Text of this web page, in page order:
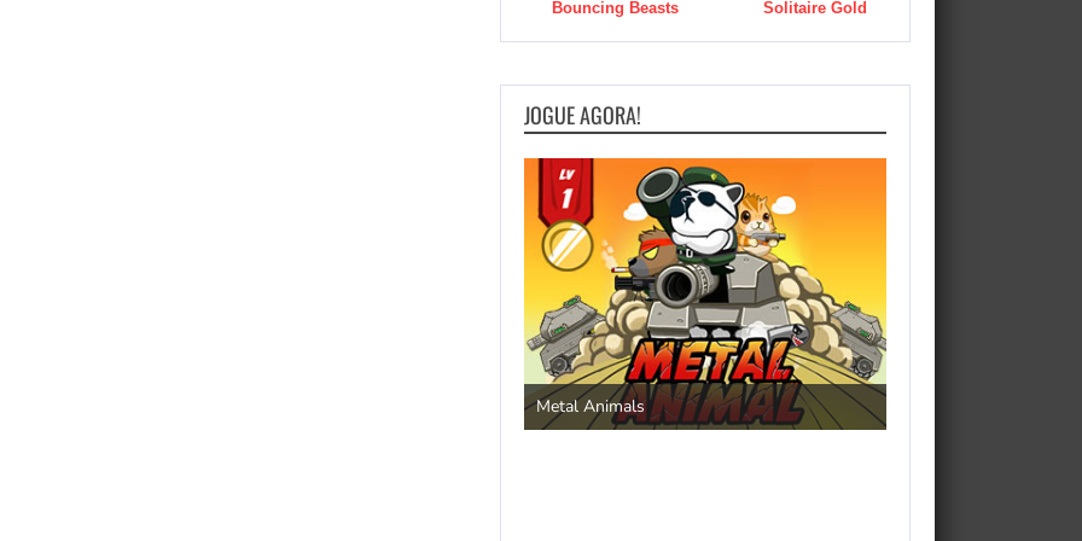
Bouncing Beasts Solitaire Gold
JOGUE AGORA!
Metal Animals